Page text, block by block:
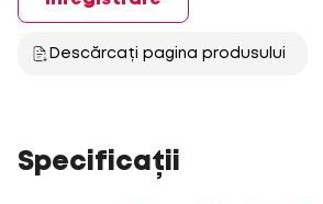
Descărcați pagina produsului
Specificații